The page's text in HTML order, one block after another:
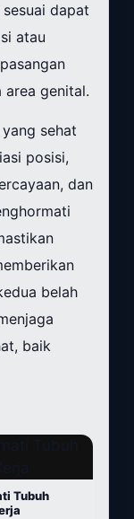
dapat
atau
area genital.
sehat
posisi,
dan
belah
baik
Tubuh